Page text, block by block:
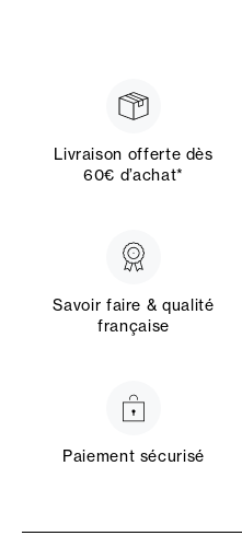
Livraison offerte dès
60€ d’achat*
Savoir faire & qualité
française
Paiement sécurisé